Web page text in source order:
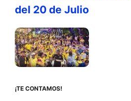
del 20 de Julio
¡TE CONTAMOS!